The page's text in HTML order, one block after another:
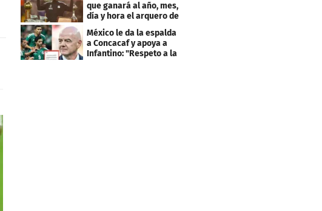
que ganará al año, mes,
día y hora el arquero de
Cabo Verde
México le da la espalda
a Concacaf y apoya a
Infantino: "Respeto a la